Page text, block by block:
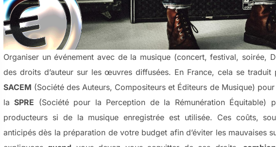
Organiser un événement avec de la musique (concert, festival, soirée,
des droits d’auteur sur les œuvres diffusées. En France, cela se
SACEM (Société des Auteurs, Compositeurs et Éditeurs de Musique)
laSPRE (Société pour la Perception de la Rémunération Équitable)
producteurs si de la musique enregistrée est utilisée. Ces coûts,
anticipés dès la préparation de votre budget afin d’éviter les mauvaises